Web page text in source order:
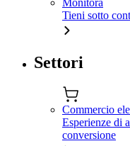
Monitora
Tieni sotto
Settori
Commercio
Esperienze di
conversione